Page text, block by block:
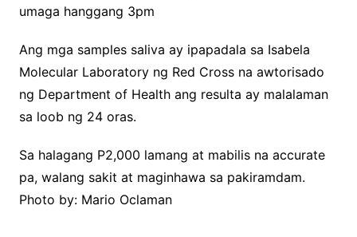
umaga hanggang 3pm
Ang mga samples saliva ay ipapadala sa Isabela
Molecular Laboratory ng Red Cross na awtorisado
ng Department of Health ang resulta ay malalaman
sa loob ng 24 oras.
Sa halagang P2,000 lamang at mabilis na accurate
pa, walang sakit at maginhawa sa pakiramdam.
Photo by: Mario Oclaman